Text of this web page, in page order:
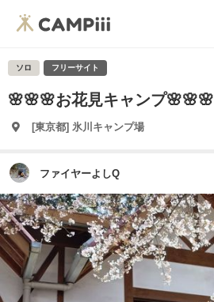
ソロ フリーサイト
🌸🌸🌸お花見キャンプ🌸🌸🌸
[東京都] 氷川キャンプ場
ファイヤーよしQ